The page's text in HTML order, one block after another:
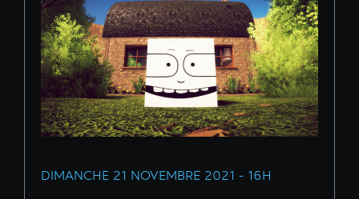
DIMANCHE 21 NOVEMBRE 2021 - 16H